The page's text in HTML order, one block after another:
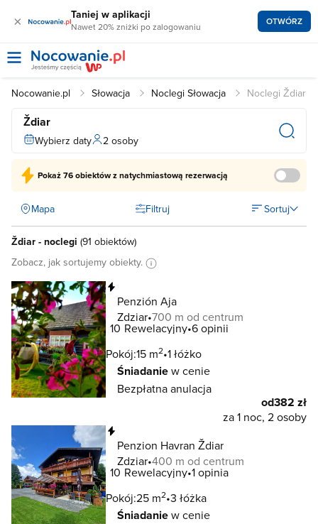
× Taniej w aplikacji
Nawet 20% zniżki po zalogowaniu OTWÓRZ
Nocowanie.pl Słowacja Noclegi Słowacja Noclegi Ždiar
Ždiar
Wybierz daty 2 osoby
Pokaż76 obiektówz natychmiastową rezerwacją
Mapa Filtruj Sortuj
Ždiar - noclegi (91 obiektów)
Zobacz, jak sortujemy obiekty.
Penzión Aja
Zdziar 700 m od centrum
10 Rewelacyjny 6 opinii
Pokój:15 m2 1 łóżko
Śniadaniew cenie
Bezpłatna anulacja
od382 zł
za 1 noc, 2 osoby
Penzion Havran Ždiar
Zdziar 400 m od centrum
10 Rewelacyjny 1 opinia
Pokój:25 m2 3 łóżka
Śniadaniew cenie